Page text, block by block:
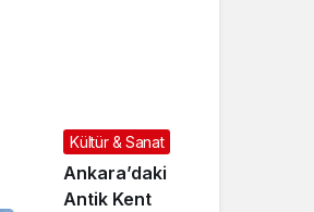
Kültür & Sanat
Ankara’daki
Antik Kent